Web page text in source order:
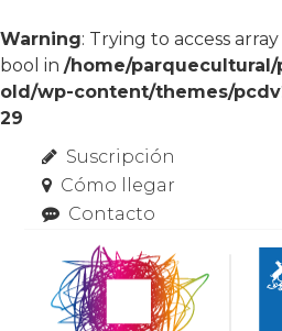
Warning: Trying to access
bool in /home/
old/wp-content/themes/
29
Suscripción
Cómo llegar
Contacto